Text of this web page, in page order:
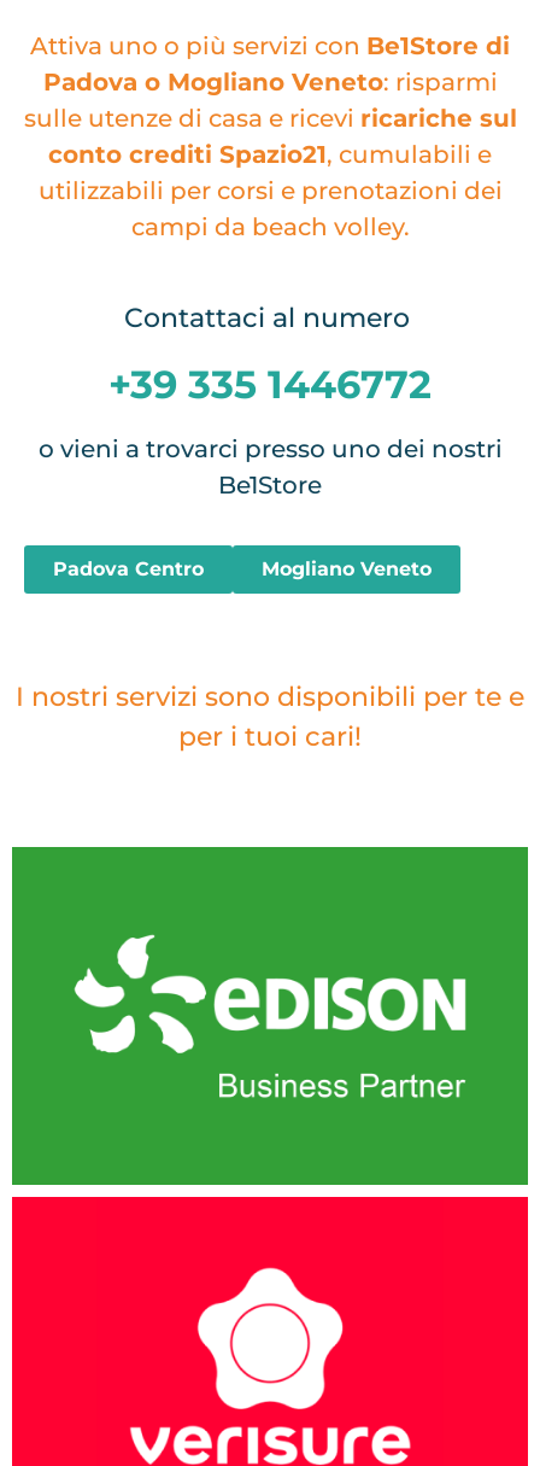
Attiva uno o più servizi con Be1Store di
Padova o Mogliano Veneto: risparmi
sulle utenze di casa e ricevi ricariche sul
conto crediti Spazio21, cumulabili e
utilizzabili per corsi e prenotazioni dei
campi da beach volley.
Contattaci al numero
+39 335 1446772
o vieni a trovarci presso uno dei nostri
Be1Store
Padova Centro Mogliano Veneto
I nostri servizi sono disponibili per te e
per i tuoi cari!
Scopri di più!
Clicca qui